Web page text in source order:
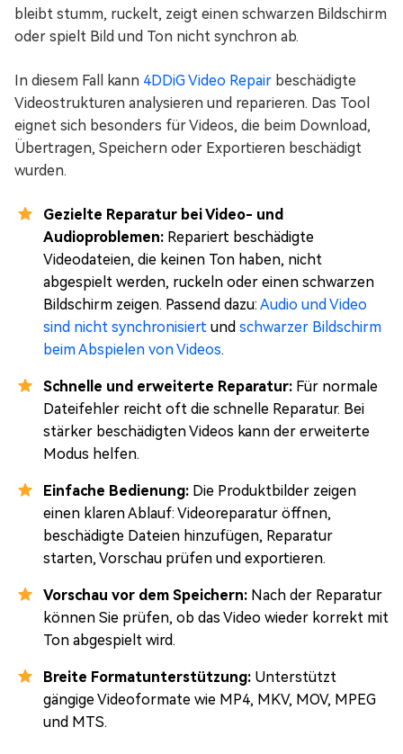
bleibt stumm, ruckelt, zeigt einen schwarzen Bildschirm
oder spielt Bild und Ton nicht synchron ab.
In diesem Fall kann 4DDiG Video Repair beschädigte
Videostrukturen analysieren und reparieren. Das Tool
eignet sich besonders für Videos, die beim Download,
Übertragen, Speichern oder Exportieren beschädigt
wurden.
Gezielte Reparatur bei Video- und
Audioproblemen: Repariert beschädigte
Videodateien, die keinen Ton haben, nicht
abgespielt werden, ruckeln oder einen schwarzen
Bildschirm zeigen. Passend dazu: Audio und Video
sind nicht synchronisiert und schwarzer Bildschirm
beim Abspielen von Videos.
Schnelle und erweiterte Reparatur: Für normale
Dateifehler reicht oft die schnelle Reparatur. Bei
stärker beschädigten Videos kann der erweiterte
Modus helfen.
Einfache Bedienung: Die Produktbilder zeigen
einen klaren Ablauf: Videoreparatur öffnen,
beschädigte Dateien hinzufügen, Reparatur
starten, Vorschau prüfen und exportieren.
Vorschau vor dem Speichern: Nach der Reparatur
können Sie prüfen, ob das Video wieder korrekt mit
Ton abgespielt wird.
Breite Formatunterstützung: Unterstützt
gängige Videoformate wie MP4, MKV, MOV, MPEG
und MTS.